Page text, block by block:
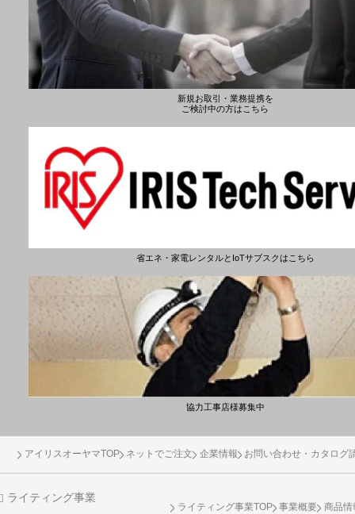
新規お取引・業務提携を
ご検討中の方はこちら
省エネ・家電レンタルとIoTサブスクはこちら
協力工事店様募集中
アイリスオーヤマTOP ネットでご注文 企業情報 お問い合わせ・カタログ
ライティング事業
ライティング事業TOP 事業概要 商品情